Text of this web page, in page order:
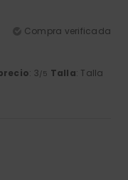
Compra verificada
: 3/5 Talla: Talla